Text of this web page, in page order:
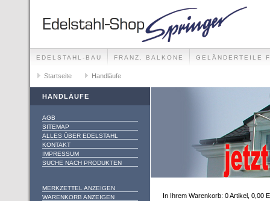
EDELSTAHL-BAU FRANZ. BALKONE GELÄNDERTEILE
GELÄNDER-SETS FÜR ALLE MONTAGEMÖGLICHKEITEN
Startseite Handläufe
HANDLÄUFE
AGB
SITEMAP
ALLES ÜBER EDELSTAHL
KONTAKT
IMPRESSUM
SUCHE NACH PRODUKTEN
MERKZETTEL ANZEIGEN
WARENKORB ANZEIGEN
In Ihrem Warenkorb: 0Artikel, 0,00